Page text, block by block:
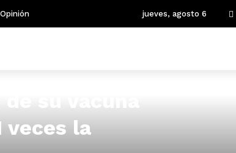
Opinión jueves, agosto 6
veces la